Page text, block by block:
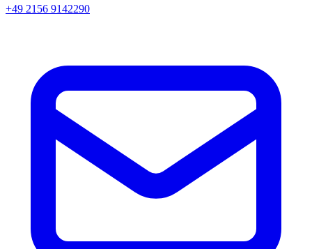
+49 2156 9142290